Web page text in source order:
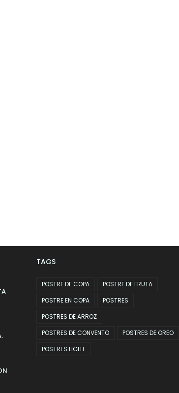
TAGS
POSTRE DE COPA
POSTRE DE FRUTA
POSTRE EN COPA
POSTRES
POSTRES DE ARROZ
POSTRES DE CONVENTO
POSTRES DE OREO
POSTRES LIGHT